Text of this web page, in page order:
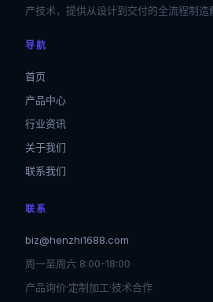
产技术，提供从设计到交付的全流程制造
导航
首页
产品中心
行业资讯
关于我们
联系我们
联系
biz@henzhi1688.com
周一至周六 8:00-18:00
产品询价·定制加工·技术合作